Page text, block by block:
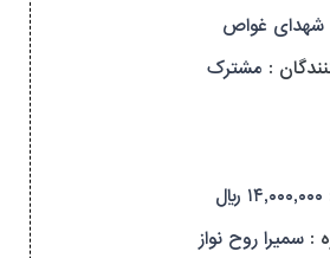
شهدای غواص
: مشترک
۱۴,۰۰۰,۰۰۰ ریال
: سمیرا روح نواز